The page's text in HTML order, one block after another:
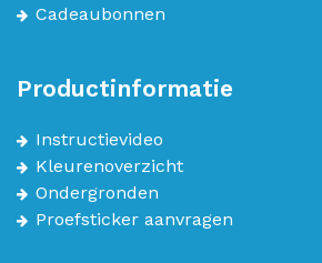
Cadeaubonnen
Productinformatie
Instructievideo
Kleurenoverzicht
Ondergronden
Proefsticker aanvragen